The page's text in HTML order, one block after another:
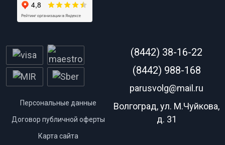
Персональные данные
Договор публичной оферты
Карта сайта
(8442) 38-16-22
(8442) 988-168
parusvolg@mail.ru
Волгоград, ул. М.Чуйкова,
д. 31